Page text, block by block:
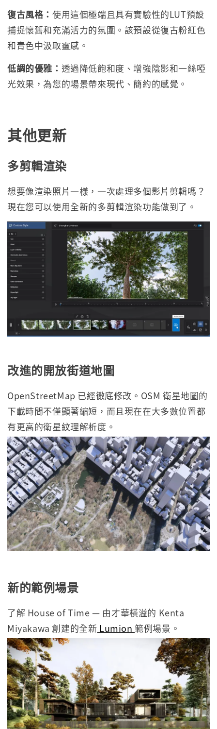
復古風格： 使用這個極端且具有實驗性的LUT預設
捕捉懷舊和充滿活力的氛圍。該預設從復古粉紅色
和青色中汲取靈感。
低調的優雅： 透過降低飽和度、增強陰影和一絲啞
光效果，為您的場景帶來現代、簡約的感覺。
其他更新
多剪輯渲染
想要像渲染照片一樣，一次處理多個影片剪輯嗎？
現在您可以使用全新的多剪輯渲染功能做到了。
改進的開放街道地圖
OpenStreetMap 已經徹底修改。OSM 衛星地圖的
下載時間不僅顯著縮短，而且現在在大多數位置都
有更高的衛星紋理解析度。
新的範例場景
了解 House of Time — 由才華橫溢的 Kenta
Miyakawa 創建的全新 Lumion 範例場景。